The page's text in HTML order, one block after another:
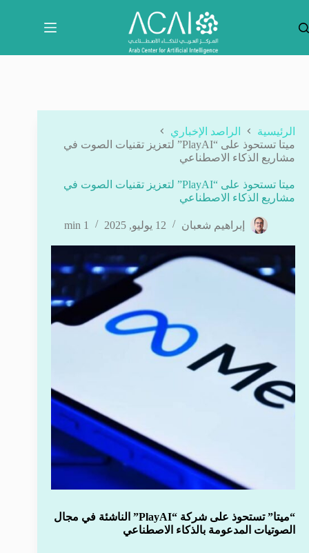
المحتوى
الرئيسية
الراصد الإخباري
ميتا تستحوذ على “PlayAI” لتعزيز تقنيات الصوت في
مشاريع الذكاء الاصطناعي
ميتا تستحوذ على “PlayAI” لتعزيز تقنيات الصوت في
مشاريع الذكاء الاصطناعي
إبراهيم شعبان 12 يوليو, 2025 1 min
“ميتا” تستحوذ على شركة “PlayAI” الناشئة في مجال
الصوتيات المدعومة بالذكاء الاصطناعي